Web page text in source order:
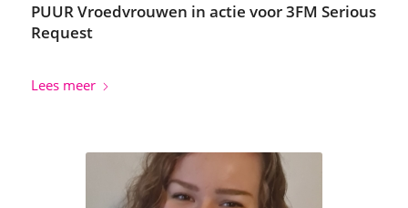
PUUR Vroedvrouwen in actie voor 3FM Serious
Request
Lees meer